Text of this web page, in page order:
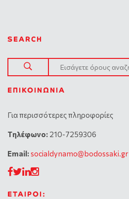
SEARCH
ΕΠΙΚΟΙΝΩΝΊΑ
Για περισσότερες πληροφορίες
Tηλέφωνο: 210-7259306
Email:socialdynamo@bodossaki.gr
ΕΤΑΙΡΟΙ: